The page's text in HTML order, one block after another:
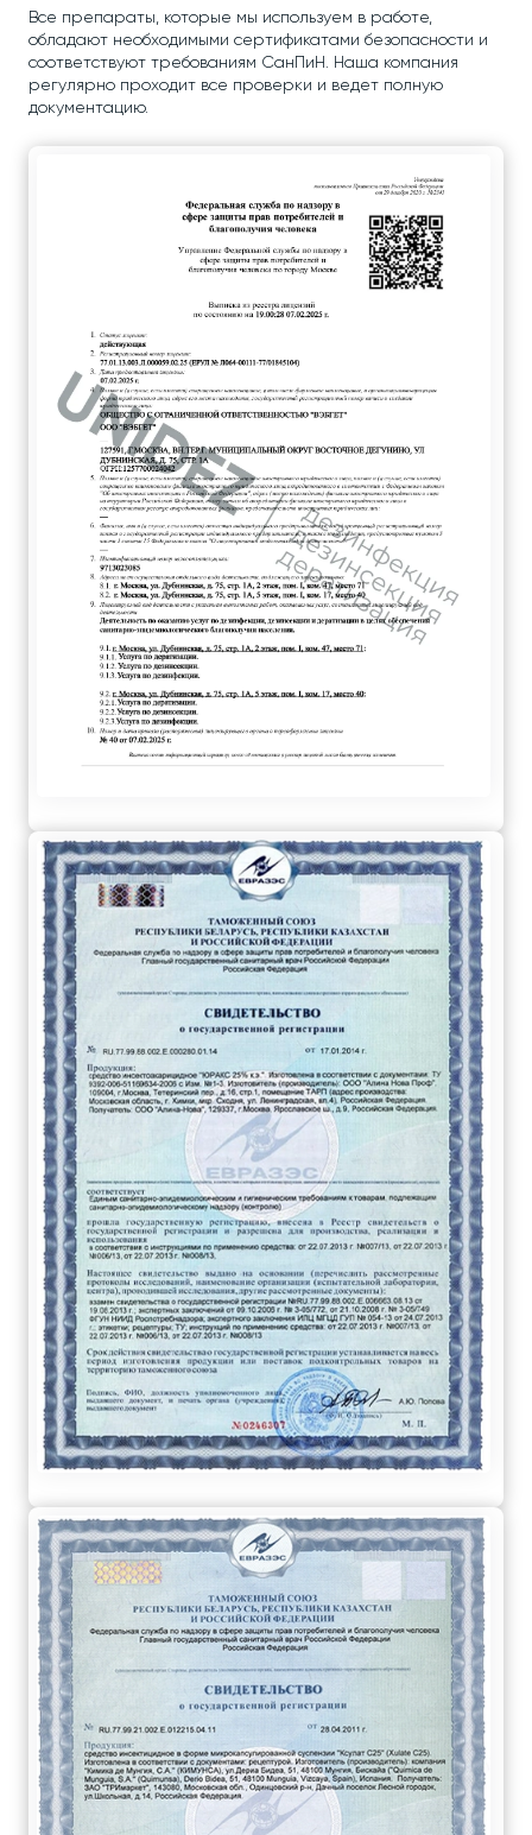
Все препараты, которые мы используем в работе,
обладают необходимыми сертификатами безопасности и
соответствуют требованиям СанПиН. Наша компания
регулярно проходит все проверки и ведет полную
документацию.